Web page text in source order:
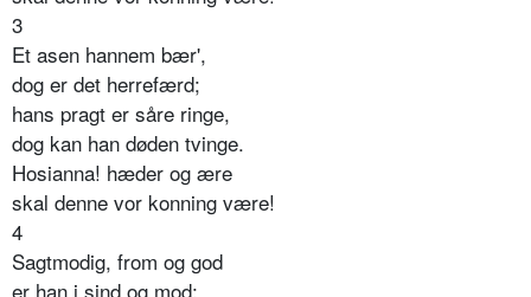
3
Et asen hannem bær',
dog er det herrefærd;
hans pragt er såre ringe,
dog kan han døden tvinge.
Hosianna! hæder og ære
skal denne vor konning være!
4
Sagtmodig, from og god
er han i sind og mod;